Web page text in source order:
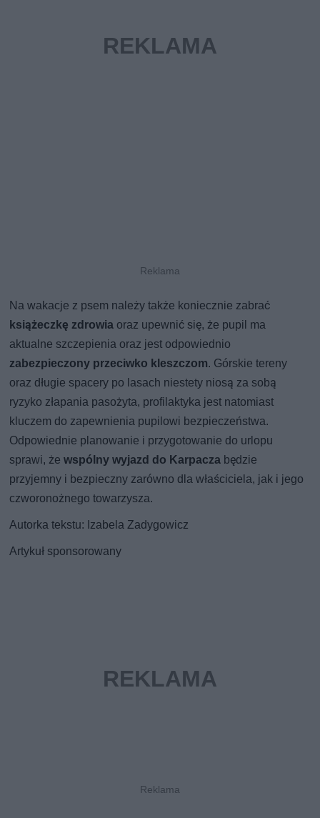
Na wakacje z psem należy także koniecznie zabrać
książeczkę zdrowia oraz upewnić się, że pupil ma
aktualne szczepienia oraz jest odpowiednio
zabezpieczony przeciwko kleszczom. Górskie tereny
oraz długie spacery po lasach niestety niosą za sobą
ryzyko złapania pasożyta, profilaktyka jest natomiast
kluczem do zapewnienia pupilowi bezpieczeństwa.
Odpowiednie planowanie i przygotowanie do urlopu
sprawi, żewspólny wyjazd do Karpacza będzie
przyjemny i bezpieczny zarówno dla właściciela, jak i jego
czworonożnego towarzysza.
Autorka tekstu: Izabela Zadygowicz
Artykuł sponsorowany